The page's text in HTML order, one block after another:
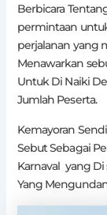
Berbicara
permintaan
perjalanan yang
Menawarkan
Untuk Di Naiki
Jumlah Peserta.
Kemayoran
Sebut Sebagai
Karnaval yang
Yang